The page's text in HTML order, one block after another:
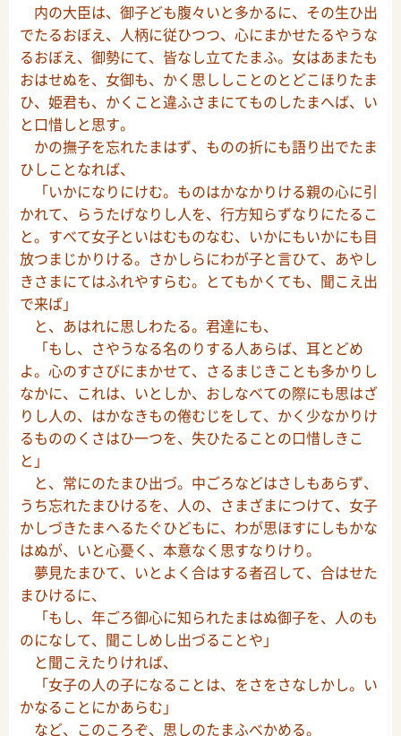
内の大臣は、御子ども腹々いと多かるに、その生ひ出
でたるおぼえ、人柄に従ひつつ、心にまかせたるやうな
るおぼえ、御勢にて、皆なし立てたまふ。女はあまたも
おはせぬを、女御も、かく思ししことのとどこほりたま
ひ、姫君も、かくこと違ふさまにてものしたまへば、い
と口惜しと思す。
かの撫子を忘れたまはず、ものの折にも語り出でたま
ひしことなれば、
「いかになりにけむ。ものはかなかりける親の心に引
かれて、らうたげなりし人を、行方知らずなりにたるこ
と。すべて女子といはむものなむ、いかにもいかにも目
放つまじかりける。さかしらにわが子と言ひて、あやし
きさまにてはふれやすらむ。とてもかくても、聞こえ出
で来ば」
と、あはれに思しわたる。君達にも、
「もし、さやうなる名のりする人あらば、耳とどめ
よ。心のすさびにまかせて、さるまじきことも多かりし
なかに、これは、いとしか、おしなべての際にも思はざ
りし人の、はかなきもの倦むじをして、かく少なかりけ
るもののくさはひ一つを、失ひたることの口惜しきこ
と」
と、常にのたまひ出づ。中ごろなどはさしもあらず、
うち忘れたまひけるを、人の、さまざまにつけて、女子
かしづきたまへるたぐひどもに、わが思ほすにしもかな
はぬが、いと心憂く、本意なく思すなりけり。
夢見たまひて、いとよく合はする者召して、合はせた
まひけるに、
「もし、年ごろ御心に知られたまはぬ御子を、人のも
のになして、聞こしめし出づることや」
と聞こえたりければ、
「女子の人の子になることは、をさをさなしかし。い
かなることにかあらむ」
など、このころぞ、思しのたまふべかめる。